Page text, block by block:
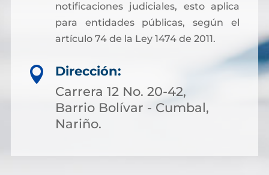
notificaciones judiciales, esto aplica
para entidades públicas, según el
artículo 74 de la Ley 1474 de 2011.

Dirección:
Carrera 12 No. 20-42,
Barrio Bolívar - Cumbal,
Nariño.